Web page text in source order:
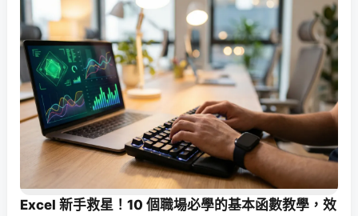
Excel 新手救星！10 個職場必學的基本函數教學，效